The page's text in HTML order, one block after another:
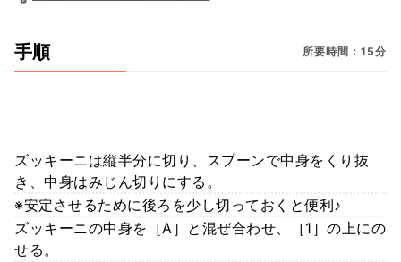
手順 所要時間：15分
ズッキーニは縦半分に切り、スプーンで中身をくり抜
き、中身はみじん切りにする。
※安定させるために後ろを少し切っておくと便利♪
ズッキーニの中身を［A］と混ぜ合わせ、［1］の上にの
せる。